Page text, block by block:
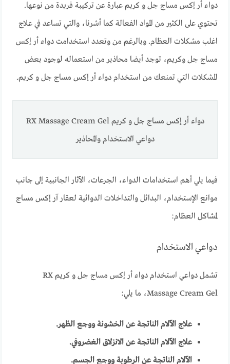
دواء أر إكس مساج جل و كريم عبارة عن تركيبة فريدة من نوعها.
تحتوي على الكثير من المواد الفعالة كما أشرنا، والتي تساعد في علاج
اغلب مشكلات العظام. وبالرغم من وتعدد استخدامت دواء أر إكس
مساج جل وكريم، توجد أيضا محاذير من استعماله لوجود بعض
المشكلات التي تمنعك من استخدام دواء أر إكس مساج جل و كريم.
دواء أر إكس مساج جل و كريم RX Massage Cream Gel
دواعي الاستخدام والمحاذير
فيما يلي أهم استخدامات الدواء، الجرعات، الآثار الجانبية إلى جانب
موانع الإستخدام، البدائل والتداخلات الدوائية لعقار آر إكس مساج
لمشاكل العظام:
دواعي الاستخدام
تشمل دواعي استخدام دواء أر إكس مساج جل و كريم RX
Massage Cream Gel، ما يلي:
علاج الآلام الناتجة عن الخشونة ووجع الظهر.
علاج الآلام الناتجة عن الانزلاق الغضروفي.
الآلام الناتجة عن الرطوبة ووجع الجسم.